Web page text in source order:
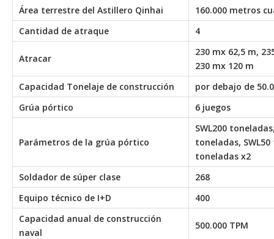
Área terrestre del Astillero Qinhai
160.000 metros
Cantidad de atraque
4
Atracar
230 mx 62,5 m,
230 mx 120 m
Capacidad Tonelaje de construcción
por debajo de
Grúa pórtico
6 juegos
Parámetros de la grúa pórtico
SWL200
toneladas,
toneladas x2
Soldador de súper clase
268
Equipo técnico de I+D
400
Capacidad anual de construcción
naval
500.000 TPM